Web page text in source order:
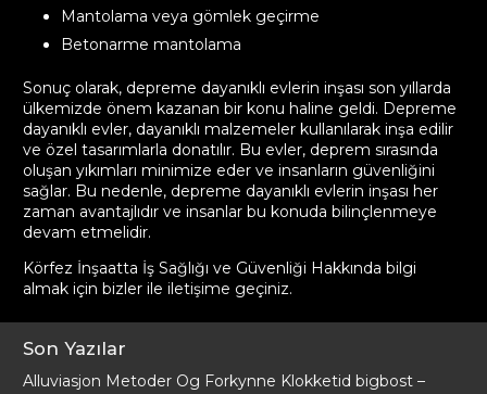
Mantolama veya gömlek geçirme
Betonarme mantolama
Sonuç olarak, depreme dayanıklı evlerin inşası son yıllarda
ülkemizde önem kazanan bir konu haline geldi. Depreme
dayanıklı evler, dayanıklı malzemeler kullanılarak inşa edilir
ve özel tasarımlarla donatılır. Bu evler, deprem sırasında
oluşan yıkımları minimize eder ve insanların güvenliğini
sağlar. Bu nedenle, depreme dayanıklı evlerin inşası her
zaman avantajlıdır ve insanlar bu konuda bilinçlenmeye
devam etmelidir.
Körfez İnşaatta İş Sağlığı ve Güvenliği Hakkında bilgi
almak için bizler ile iletişime geçiniz.
Son Yazılar
Alluviasjon Metoder Og Forkynne Klokketid bigbost –